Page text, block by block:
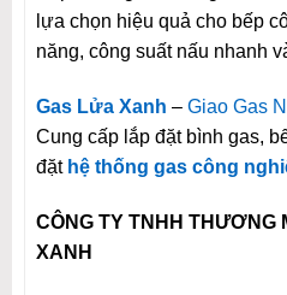
lựa chọn hiệu quả cho bếp
năng, công suất nấu nhanh
Gas Lửa Xanh – Giao Gas
Cung cấp lắp đặt bình gas,
đặt hệ thống gas công
CÔNG TY TNHH THƯƠNG
XANH